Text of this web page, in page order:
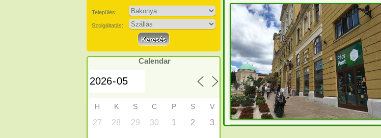
Település:
Szolgáltatás:
Calendar
H K S C P S V
27 28 29 30 1 2 3